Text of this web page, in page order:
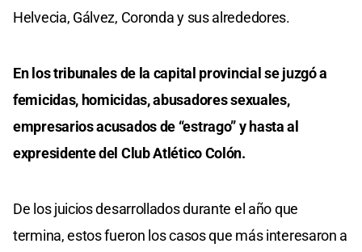
Helvecia, Gálvez, Coronda y sus alrededores.
En los tribunales de la capital provincial se juzgó a
femicidas, homicidas, abusadores sexuales,
empresarios acusados de “estrago” y hasta al
expresidente del Club Atlético Colón.
De los juicios desarrollados durante el año que
termina, estos fueron los casos que más interesaron a